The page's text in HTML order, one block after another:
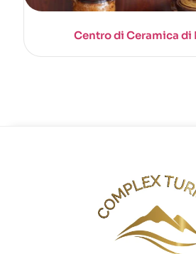
Centro di Ceramica di